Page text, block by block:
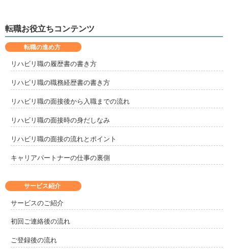
転職お役立ちコンテンツ
サービス紹介
サービスのご紹介
初回ご連絡後の流れ
ご登録後の流れ
転職の進め方
リハビリ職の履歴書の書き方
リハビリ職の職務経歴書の書き方
リハビリ職の面接後から入職までの流れ
リハビリ職の面接時の身だしなみ
リハビリ職の面接の流れとポイント
キャリアパートナーの仕事の裏側